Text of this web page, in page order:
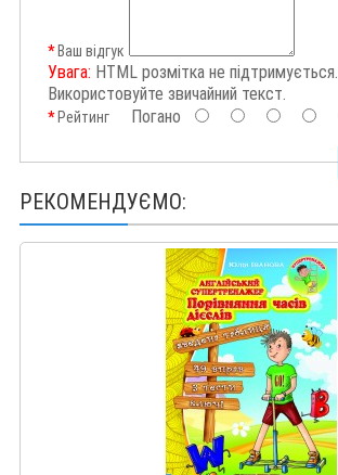
Ваш відгук
Увага: HTML розмітка не підтримується.
Використовуйте звичайний текст.
Рейтинг Погано
РЕКОМЕНДУЄМО: